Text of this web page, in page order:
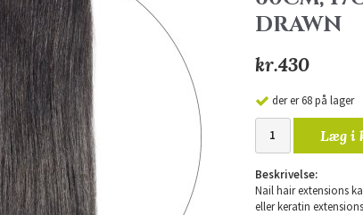
DRAWN
kr.430
der er 68 på lager
Læg i
Beskrivelse:
Nail hair extensions
eller keratin